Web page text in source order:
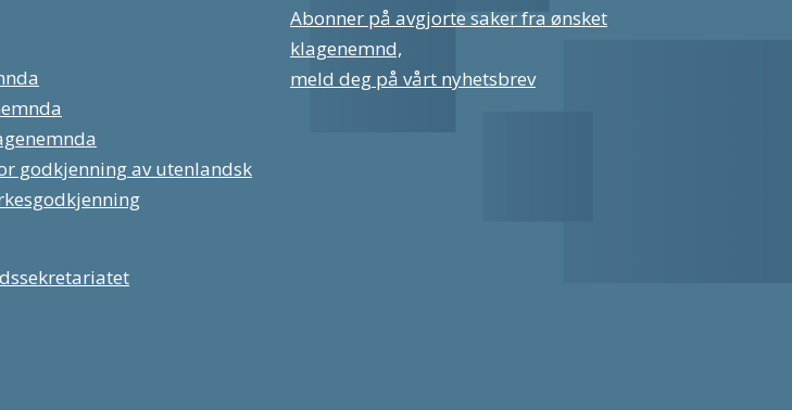
godkjenning av utenlandsk
Abonner på avgjorte saker fra ønsket
klagenemnd,
meld deg på vårt nyhetsbrev